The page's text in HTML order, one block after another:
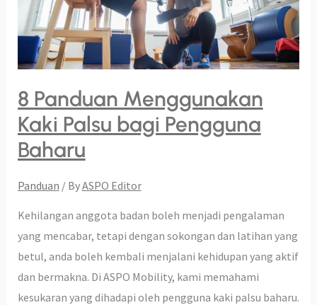
8 Panduan Menggunakan
Kaki Palsu bagi Pengguna
Baharu
Panduan / ByASPO Editor
Kehilangan anggota badan boleh menjadi pengalaman
yang mencabar, tetapi dengan sokongan dan latihan yang
betul, anda boleh kembali menjalani kehidupan yang aktif
dan bermakna. Di ASPO Mobility, kami memahami
kesukaran yang dihadapi oleh pengguna kaki palsu baharu.
bagi
Pengguna
Baharu